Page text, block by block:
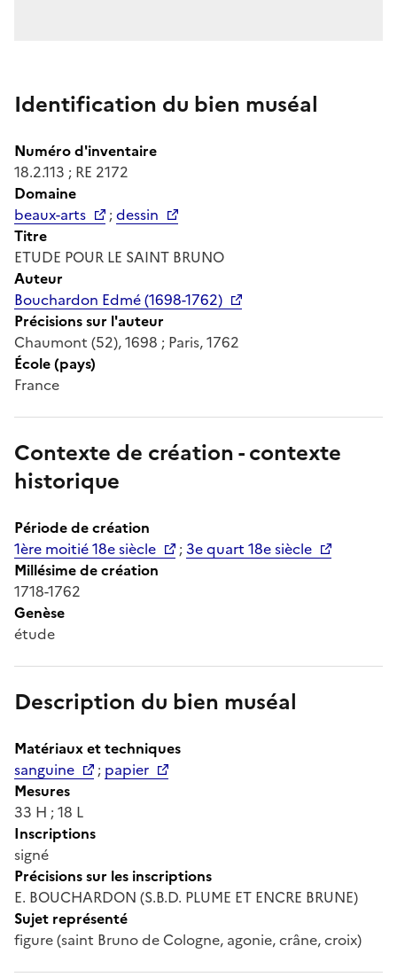
Identification du bien muséal
Numéro d'inventaire
18.2.113 ; RE 2172
Domaine
beaux-arts
;dessin
Titre
ETUDE POUR LE SAINT BRUNO
Auteur
Bouchardon Edmé (1698-1762)
Précisions sur l'auteur
Chaumont (52), 1698 ; Paris, 1762
École (pays)
France
Contexte de création - contexte
historique
Période de création
1ère moitié 18e siècle
;3e quart 18e siècle
Millésime de création
1718-1762
Genèse
étude
Description du bien muséal
Matériaux et techniques
sanguine
; papier
Mesures
33 H ; 18 L
Inscriptions
signé
Précisions sur les inscriptions
E. BOUCHARDON (S.B.D. PLUME ET ENCRE BRUNE)
Sujet représenté
figure (saint Bruno de Cologne, agonie, crâne, croix)